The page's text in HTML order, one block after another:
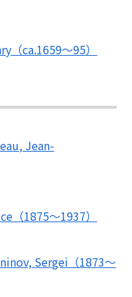
（ca.1659～95）
Jean-
（1875～1937）
Sergei（1873～